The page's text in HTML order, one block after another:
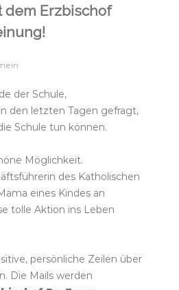
dem Erzbischof
der Schule,
den letzten Tagen gefragt,
Schule tun können.
Möglichkeit.
des Katholischen
eines Kindes an
tolle Aktion ins Leben
persönliche Zeilen über
Die Mails werden